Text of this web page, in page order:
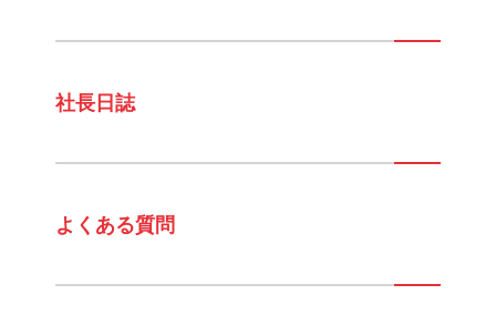
社長日誌
よくある質問